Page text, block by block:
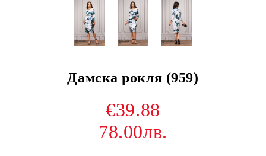
Дамска рокля (959)
€39.88
78.00лв.